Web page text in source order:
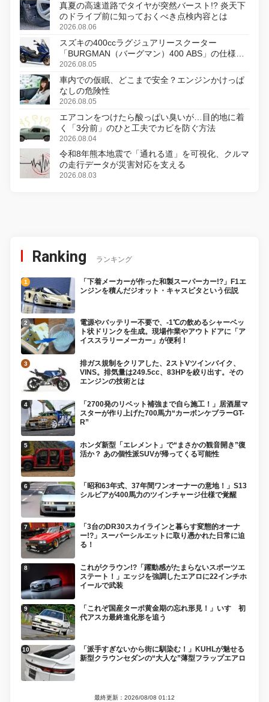
真夏の高速道路でタイヤが突然バースト!? 炎天下
のドライブ前に知っておくべき点検内容とは
2026.08.06
スズキの400ccラグジュアリースクーター
「BURGMAN（バーグマン）400 ABS」の仕様を
変更し、8月18日に発売
2026.08.05
車内での仮眠、どこまで安全？エンジンかけっぱ
なしの危険性
2026.08.05
エアコンをつけたら酸っぱい臭いが…目的地に着
く「3分前」のひと工夫でカビを防ぐ方法
2026.08.04
令和8年熊本地震で「通れる道」を可視化、クルマ
の走行データが災害対応を支える
2026.08.03
Ranking ランキング
「下着メーカーが作った和製スーパーカー!?」F1エ
ンジンを積んだジオット・キャスピタという伝説
電源やバッテリー不要で、-1℃の飲めるシャーベッ
ト状ドリンクを生成。現場作業やアウトドアに「ア
イススラリーメーカー」が便利！
排ガス規制をクリアした、2ストVツインバイク、
VINS。排気量は249.5cc、83HPを絞り出す。その
エンジンの技術とは
「2700発のリベット補強まで自ら施工！」居酒屋マ
スターが作り上げた700馬力“カーボンケブラーGT-
R”
ホンダ新型「エレメント」で“まさかの観音開き”復
活か？ あの個性派SUVが帰ってくる可能性
「昭和63年式、37年間ワンオーナーの意地！」S13
シルビアが400馬力のツインチャージ仕様で覚醒
「3台のDR30スカイラインと暮らす変態的オーナ
ー!?」スーパーシルエットに取り憑かれた日常に迫
る！
これがクラウン!?「躍動感がたまらないスポーツエ
ステート！」エッジを強調したエアロに22インチホ
イールで武装
「これぞ国産ターボ黄金期の忘れ形見！」いすゞ初
代アスカ最終進化形を追う
「派手すぎないから街に馴染む！」KUHLが魅せる
新型クラウンセダンの“大人な”薄型フラップエアロ
最終更新：2026/08/08 01:12